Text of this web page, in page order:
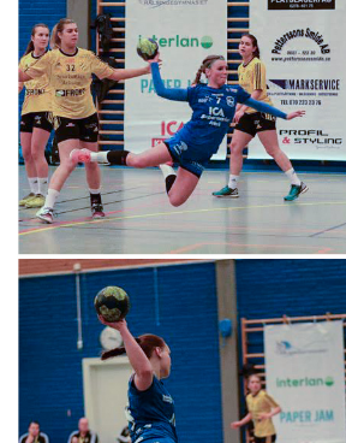
MATCHER
MEDLEM I ARBRÅ HK
AHK SHOPEN
AHK PÅ FACEBOOK
DOKUMENTARKIV